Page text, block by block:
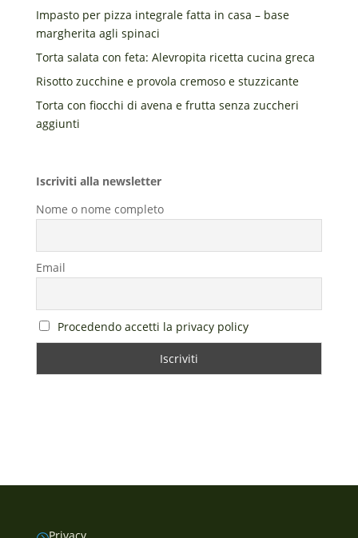
Impasto per pizza integrale fatta in casa – base
margherita agli spinaci
Torta salata con feta: Alevropita ricetta cucina greca
Risotto zucchine e provola cremoso e stuzzicante
Torta con fiocchi di avena e frutta senza zuccheri
aggiunti
Iscriviti alla newsletter
Nome o nome completo
Email
Procedendo accetti la privacy policy